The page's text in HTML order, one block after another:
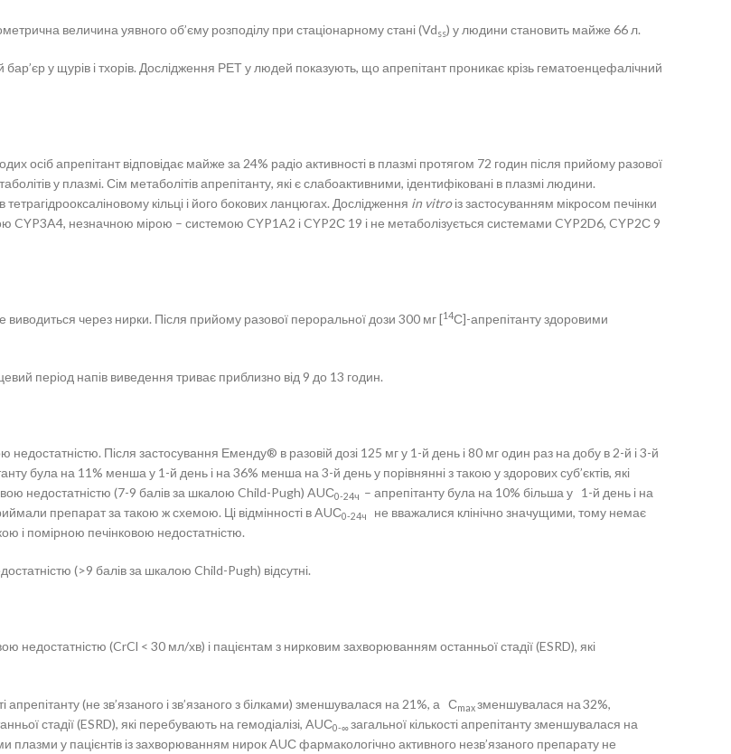
величина уявного об’єму розподілу при стаціонарному стані (Vdss) у людини становить майже 66 л.
бар’єр у щурів і тхорів. Дослідження РЕТ у людей показують, що апрепітант проникає крізь гематоенцефалічний
осіб апрепітант відповідає майже за 24% радіо активності в плазмі протягом 72 годин після прийому разової
у плазмі. Сім метаболітів апрепітанту, які є слабоактивними, ідентифіковані в плазмі людини.
кільці і його бокових ланцюгах. Дослідження in vitroіз застосуванням мікросом печінки
CYP3A4, незначною мірою – системою CYP1A2 і CYP2С 19 і не метаболізується системами CYP2D6, CYP2С 9
через нирки. Після прийому разової пероральної дози 300 мг [14С]-апрепітанту здоровими
період напів виведення триває приблизно від 9 до 13 годин.
Після застосування Еменду® в разовій дозі 125 мг у 1-й день і 80 мг один раз на добу в 2-й і 3-й
була на 11% менша у 1-й день і на 36% менша на 3-й день у порівнянні з такою у здорових суб’єктів, які
недостатністю (7-9 балів за шкалою Child-Pugh) AUС0-24ч – апрепітанту була на 10% більша у 1-й день і на
препарат за такою ж схемою. Ці відмінності в AUС0-24ч
не вважалися клінічно значущими, тому немає
і помірною печінковою недостатністю.
(>9 балів за шкалою Child-Pugh) відсутні.
(CrCl < 30 мл/хв) і пацієнтам з нирковим захворюванням останньої стадії (ESRD), які
апрепітанту (не зв’язаного і зв’язаного з білками) зменшувалася на 21%, а Сmaxзменшувалася на32%,
стадії (ESRD), які перебувають на гемодіалізі, AUС0-∞загальної кількості апрепітанту зменшувалася на
плазми у пацієнтів із захворюванням нирок AUС фармакологічно активного незв’язаного препарату не